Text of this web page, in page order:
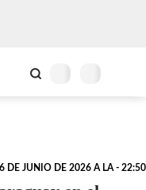
DE JUNIO DE 2026 A LA - 22:50